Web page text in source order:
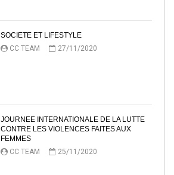
SOCIETE ET LIFESTYLE
CC TEAM
27/11/2020
JOURNEE INTERNATIONALE DE LA LUTTE
CONTRE LES VIOLENCES FAITES AUX
FEMMES
CC TEAM
25/11/2020